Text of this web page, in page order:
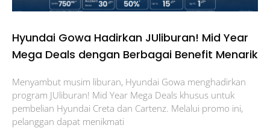
Hyundai Gowa Hadirkan JUliburan! Mid Year
Mega Deals dengan Berbagai Benefit Menarik
Menyambut musim liburan, Hyundai Gowa menghadirkan
program JUliburan! Mid Year Mega Deals khusus untuk
pembelian Hyundai Creta dan Cartenz. Melalui promo ini,
pelanggan dapat menikmati